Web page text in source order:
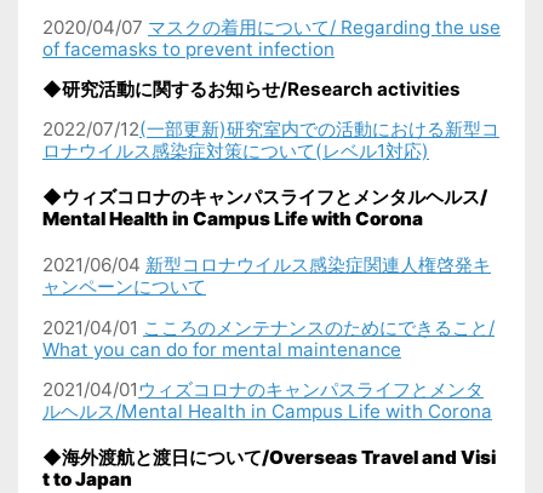
2020/04/07 マスクの着用について/ Regarding the use
of facemasks to prevent infection
◆研究活動に関するお知らせ/Research activities
2022/07/12(一部更新)研究室内での活動における新型コ
ロナウイルス感染症対策について(レベル1対応)
◆ウィズコロナのキャンパスライフとメンタルヘルス/
Mental Health in Campus Life with Corona
2021/06/04 新型コロナウイルス感染症関連人権啓発キ
ャンペーンについて
2021/04/01 こころのメンテナンスのためにできること/
What you can do for mental maintenance
2021/04/01ウィズコロナのキャンパスライフとメンタ
ルヘルス/Mental Health in Campus Life with Corona
◆海外渡航と渡日について/Overseas Travel and Visi
t to Japan